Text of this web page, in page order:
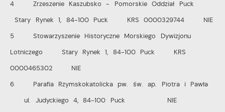
4 Zrzeszenie Kaszubsko - Pomorskie Oddział Puck
Stary Rynek 1, 84-100 Puck KRS 0000329744 NIE
5 Stowarzyszenie Historyczne Morskiego Dywizjonu
Lotniczego Stary Rynek 1, 84-100 Puck KRS
0000465302 NIE
6 Parafia Rzymskokatolicka pw. św. ap. Piotra i Pawła
ul. Judyckiego 4, 84-100 Puck NIE
mogą pojawić się na stronach podmiotów trzecich lub
pośredników prezentujących nasze treści w postaci
wiadomości, ofert, komunikatów mediów
społecznościowych.